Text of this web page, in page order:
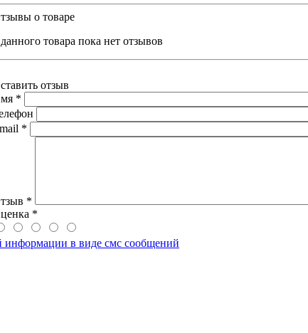
о товаре
товара пока нет отзывов
отзыв
*
*
*
*
информации в виде смс сообщений